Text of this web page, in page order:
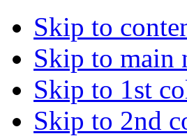
Skip to
Skip to main
Skip to 1st
Skip to 2nd